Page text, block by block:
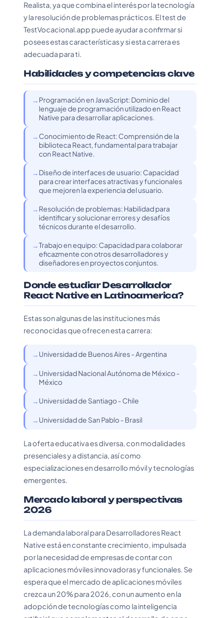
Realista, ya que combina el interés por la tecnología
y la resolución de problemas prácticos. El test de
TestVocacional.app puede ayudar a confirmar si
posees estas características y si esta carrera es
adecuada para ti.
Habilidades y competencias clave
Programación en JavaScript: Dominio del
lenguaje de programación utilizado en React
Native para desarrollar aplicaciones.
Conocimiento de React: Comprensión de la
biblioteca React, fundamental para trabajar
con React Native.
Diseño de interfaces de usuario: Capacidad
para crear interfaces atractivas y funcionales
que mejoren la experiencia del usuario.
Resolución de problemas: Habilidad para
identificar y solucionar errores y desafíos
técnicos durante el desarrollo.
Trabajo en equipo: Capacidad para colaborar
eficazmente con otros desarrolladores y
diseñadores en proyectos conjuntos.
Donde estudiar Desarrollador
React Native en Latinoamerica?
Estas son algunas de las instituciones más
reconocidas que ofrecen esta carrera:
Universidad de Buenos Aires - Argentina
Universidad Nacional Autónoma de México -
México
Universidad de Santiago - Chile
Universidad de San Pablo - Brasil
La oferta educativa es diversa, con modalidades
presenciales y a distancia, así como
especializaciones en desarrollo móvil y tecnologías
emergentes.
Mercado laboral y perspectivas
2026
La demanda laboral para Desarrolladores React
Native está en constante crecimiento, impulsada
por la necesidad de empresas de contar con
aplicaciones móviles innovadoras y funcionales. Se
espera que el mercado de aplicaciones móviles
crezca un 20% para 2026, con un aumento en la
adopción de tecnologías como la inteligencia